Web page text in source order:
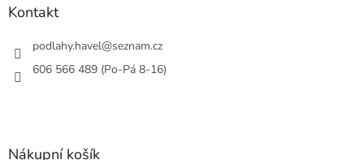
Kontakt
podlahy.havel@seznam.cz
606 566 489 (Po-Pá 8-16)
Nákupní košík